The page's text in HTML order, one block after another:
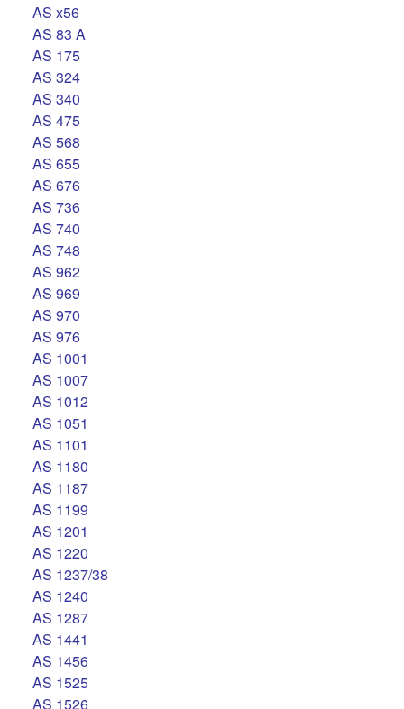
AS x56
AS 83 A
AS 175
AS 324
AS 340
AS 475
AS 568
AS 655
AS 676
AS 736
AS 740
AS 748
AS 962
AS 969
AS 970
AS 976
AS 1001
AS 1007
AS 1012
AS 1051
AS 1101
AS 1180
AS 1187
AS 1199
AS 1201
AS 1220
AS 1237/38
AS 1240
AS 1287
AS 1441
AS 1456
AS 1525
AS 1526